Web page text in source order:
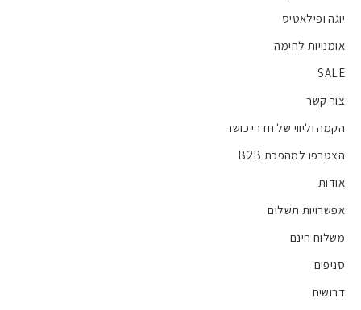
יוגה ופילאטיס
אומנויות לחימה
SALE
צור קשר
הקמה וליווי של חדרי כושר
הצטרפו למהפכת B2B
אודות
אפשרויות תשלום
משלוח חינם
סניפים
דרושים